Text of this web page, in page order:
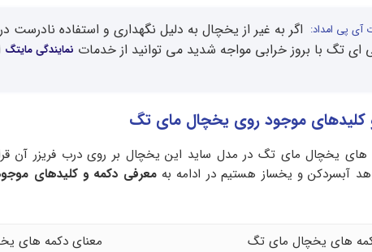
آی پی امداد: اگر به غیر از یخچال به دلیل نگهداری و استفاده نادرست
ای تگ با بروز خرابی مواجه شدید می توانید از خدمات نمایندگی مایتگ
کلیدهای موجود روی یخچال مای تگ
های یخچال مای تگ در مدل ساید این یخچال بر روی درب فریزر آن
آبسردکن و یخساز هستیم در ادامه بهمعرفی دکمه و کلیدهای
های یخچال مای تگ
معنای دکمه های